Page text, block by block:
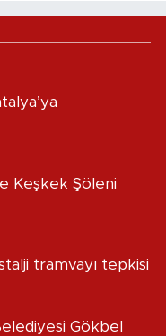
Keşkek Şöleni
tramvayı tepkisi
Gökbel